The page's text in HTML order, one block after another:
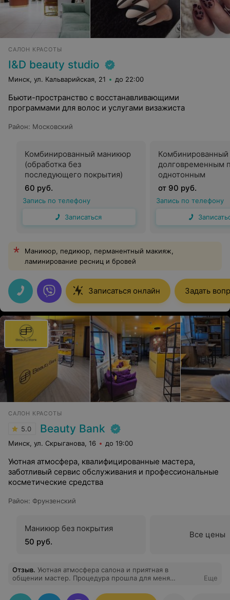
САЛОН КРАСОТЫ
I&D beauty studio
Минск, ул. Кальварийская, 21 до 22:00
Бьюти-пространство с восстанавливающими
программами для волос и услугами визажиста
Район: Московский
Комбинированный маникюр
(обработка без
последующего покрытия)
60 руб.
Запись по телефону
Записаться
долговременным
однотонным
от 90 руб.
Запись по телефону
Маникюр, педикюр, перманентный макияж,
ламинирование ресниц и бровей
Записаться онлайн Задать
САЛОН КРАСОТЫ
5.0 Beauty Bank
Минск, ул. Скрыганова, 16 до 19:00
Уютная атмосфера, квалифицированные мастера,
заботливый сервис обслуживания и профессиональные
косметические средства
Район: Фрунзенский
Маникюр без покрытия
50 руб.
Все цены
Отзыв. Уютная атмосфера салона и приятная в
общении мастер. Процедура прошла для меня
мастера,спасибо!
Еще